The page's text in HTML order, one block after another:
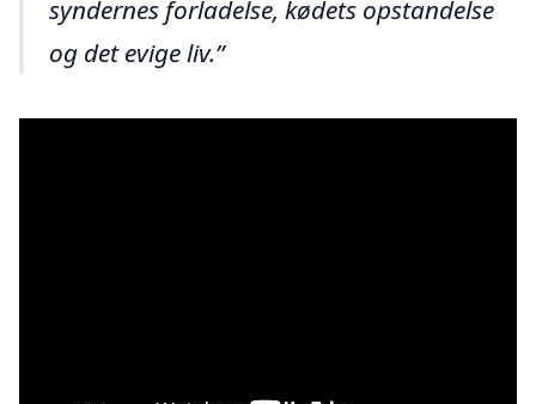
syndernes forladelse, kødets opstandelse
og det evige liv.